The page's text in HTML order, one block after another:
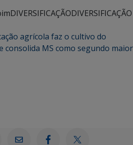
DIVERSIFICAÇÃODIVERSIFICAÇÃO
agrícola faz o cultivo do
consolida MS como segundo maior